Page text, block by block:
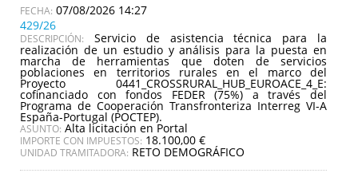
07/08/2026 14:27
429/26
DESCRIPCIÓN: Servicio de asistencia técnica para la
realización de un estudio y análisis para la puesta en
marcha de herramientas que doten de servicios
poblaciones en territorios rurales en el marco del
Proyecto 0441_CROSSRURAL_HUB_EUROACE_4_E:
cofinanciado con fondos FEDER (75%) a través del
Programa de Cooperación Transfronteriza Interreg VI-A
España-Portugal (POCTEP).
ASUNTO: Alta licitación en Portal
IMPORTE CON IMPUESTOS: 18.100,00 €
UNIDAD TRAMITADORA: RETO DEMOGRÁFICO